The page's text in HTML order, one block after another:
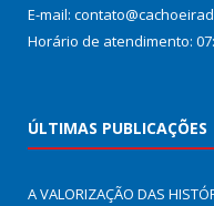
E-mail:
Horário de atendimento:
ÚLTIMAS PUBLICAÇÕES
A VALORIZAÇÃO DAS